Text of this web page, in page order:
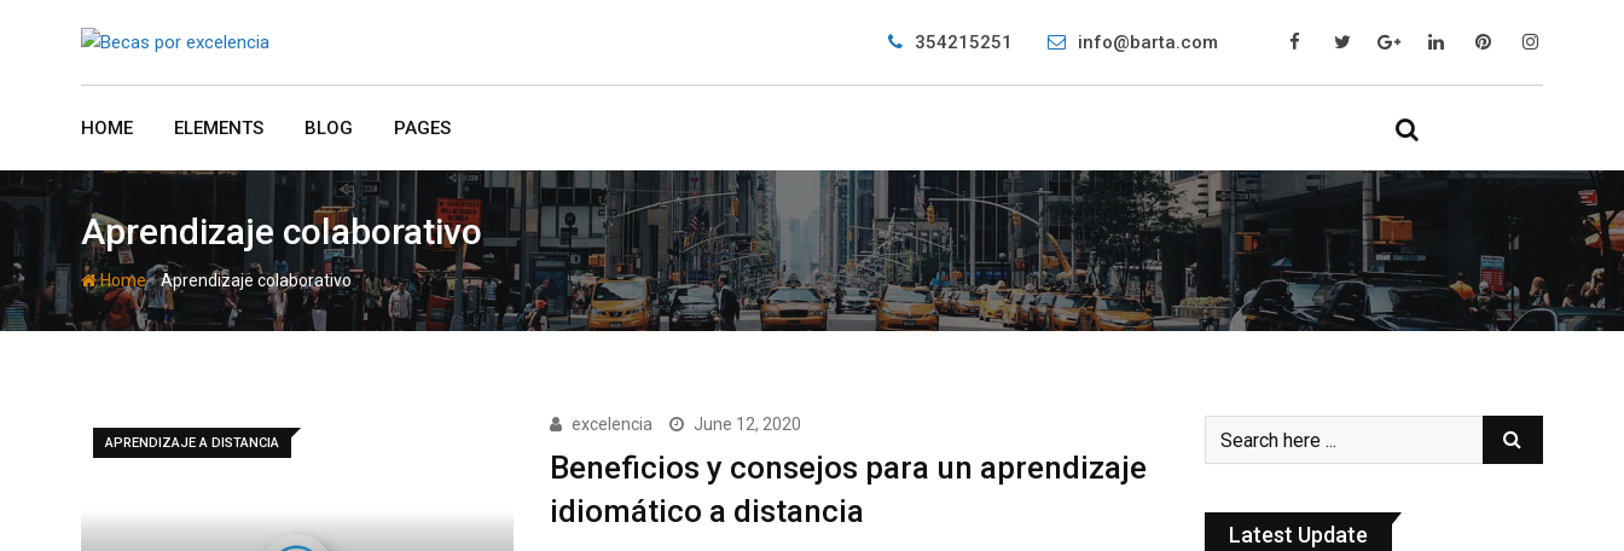
354215251 info@barta.com
HOME ELEMENTS BLOG PAGES
Aprendizaje colaborativo
Home-Aprendizaje colaborativo
APRENDIZAJE A DISTANCIA
excelencia June 12, 2020
Beneficios y consejos para un aprendizaje
idiomático a distancia
Latest Update